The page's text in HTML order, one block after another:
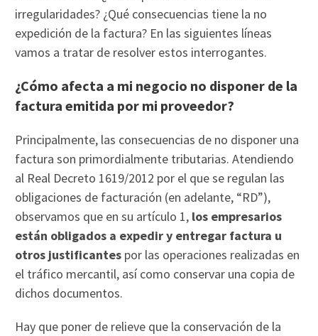
irregularidades? ¿Qué consecuencias tiene la no
expedición de la factura? En las siguientes líneas
vamos a tratar de resolver estos interrogantes.
¿Cómo afecta a mi negocio no disponer de la
factura emitida por mi proveedor?
Principalmente, las consecuencias de no disponer una
factura son primordialmente tributarias. Atendiendo
al Real Decreto 1619/2012 por el que se regulan las
obligaciones de facturación (en adelante, “RD”),
observamos que en su artículo 1, los empresarios
están obligados a expedir y entregar factura u
otros justificantes por las operaciones realizadas en
el tráfico mercantil, así como conservar una copia de
dichos documentos.
Hay que poner de relieve que la conservación de la